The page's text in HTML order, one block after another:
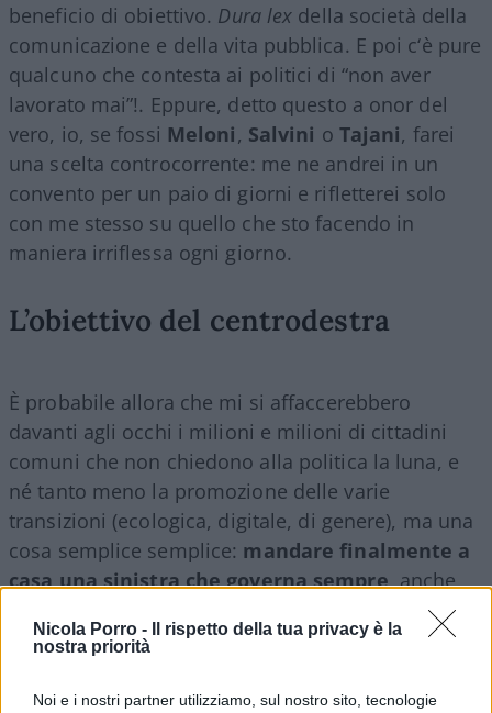
Nicola Porro -
Il rispetto della tua privacy è la
nostra priorità
Noi e i nostri partner utilizziamo, sul nostro sito, tecnologie
beneficio di obiettivo. Dura lex della società della
comunicazione e della vita pubblica. E poi c‘è pure
qualcuno che contesta ai politici di “non aver
lavorato mai”!. Eppure, detto questo a onor del
vero, io, se fossi Meloni, Salvini o Tajani, farei
una scelta controcorrente: me ne andrei in un
convento per un paio di giorni e rifletterei solo
con me stesso su quello che sto facendo in
maniera irriflessa ogni giorno.
L’obiettivo del centrodestra
È probabile allora che mi si affaccerebbero
davanti agli occhi i milioni e milioni di cittadini
comuni che non chiedono alla politica la luna, e
né tanto meno la promozione delle varie
transizioni (ecologica, digitale, di genere), ma una
cosa semplice semplice: mandare finalmente a
casa una sinistra che governa sempre, anche
quando non vince le elezioni, e che con i suoi
ideologismi ci ha portato ove siamo arrivati,
normale che dalla politica vuole essere lasciata